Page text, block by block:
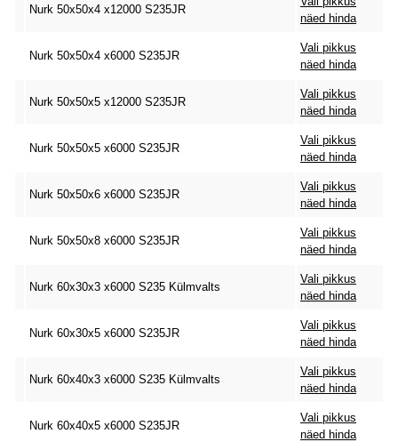
Nurk 50x50x4 x12000 S235JR
näed hinda
Nurk 50x50x4 x6000 S235JR
Vali pikkus
näed hinda
Nurk 50x50x5 x12000 S235JR
Vali pikkus
näed hinda
Nurk 50x50x5 x6000 S235JR
Vali pikkus
näed hinda
Nurk 50x50x6 x6000 S235JR
Vali pikkus
näed hinda
Nurk 50x50x8 x6000 S235JR
Vali pikkus
näed hinda
Nurk 60x30x3 x6000 S235 Külmvalts
Vali pikkus
näed hinda
Nurk 60x30x5 x6000 S235JR
Vali pikkus
näed hinda
Nurk 60x40x3 x6000 S235 Külmvalts
Vali pikkus
näed hinda
Nurk 60x40x5 x6000 S235JR
Vali pikkus
näed hinda